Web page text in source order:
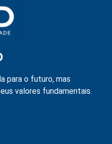
para o futuro, mas
valores fundamentais.